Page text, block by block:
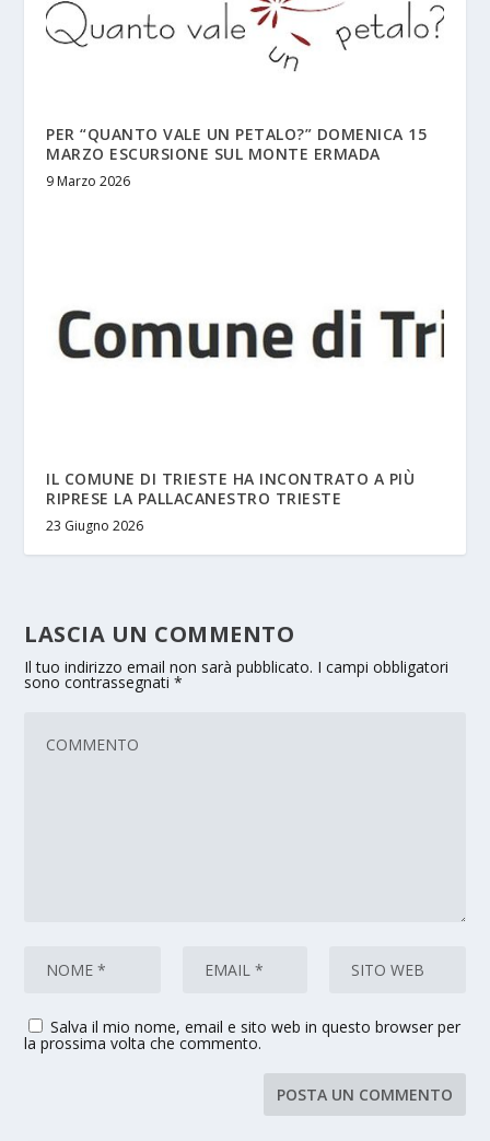
PER “QUANTO VALE UN PETALO?” DOMENICA 15
MARZO ESCURSIONE SUL MONTE ERMADA
9 Marzo 2026
IL COMUNE DI TRIESTE HA INCONTRATO A PIÙ
RIPRESE LA PALLACANESTRO TRIESTE
23 Giugno 2026
LASCIA UN COMMENTO
Il tuo indirizzo email non sarà pubblicato. I campi obbligatori
sono contrassegnati*
Salva il mio nome, email e sito web in questo browser per
la prossima volta che commento.